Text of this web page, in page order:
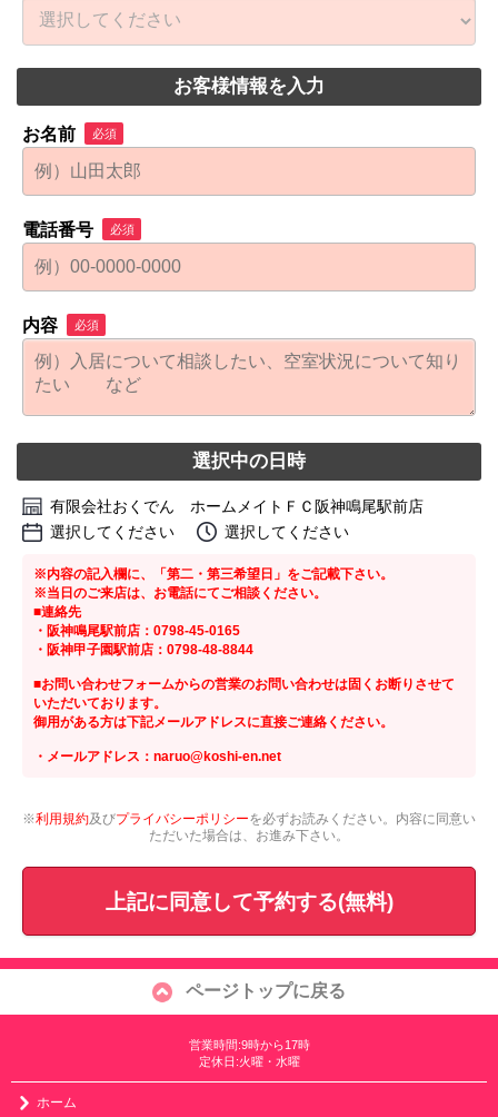
お客様情報を入力
お名前 必須
電話番号 必須
内容 必須
選択中の日時
有限会社おくでん ホームメイトＦＣ阪神鳴尾駅前店
選択してください
選択してください
※内容の記入欄に、「第二・第三希望日」をご記載下さい。
※当日のご来店は、お電話にてご相談ください。
■連絡先
・阪神鳴尾駅前店：0798-45-0165
・阪神甲子園駅前店：0798-48-8844
■お問い合わせフォームからの営業のお問い合わせは固くお断りさせて
いただいております。
御用がある方は下記メールアドレスに直接ご連絡ください。
・メールアドレス：naruo@koshi-en.net
※利用規約及びプライバシーポリシーを必ずお読みください。内容に同意い
ただいた場合は、お進み下さい。
上記に同意して予約する(無料)
ページトップに戻る
営業時間:9時から17時
定休日:火曜・水曜
ホーム